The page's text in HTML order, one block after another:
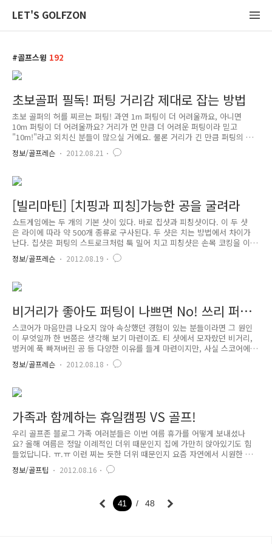
LET'S GOLFZON
골프스윙 192
초보골퍼 필독! 퍼팅 거리감 제대로 잡는 방법
초보 골퍼의 허를 찌르는 퍼팅! 과연 1m 퍼팅이 더 어려울까요, 아니면
10m 퍼팅이 더 어려울까요? 거리가 먼 만큼 더 어려운 퍼팅이라 믿고
"10m!"라고 외치신 분들이 많으실 거에요. 물론 거리가 긴 만큼 퍼팅의 난
이도가 올라가는 것이 사실이지만, 그보다 더 중요한 것은 바로 '거리감'을
제대로 익히는 것이랍니다. 거리감을 제대로 익혀야 1m 퍼팅에서도 실수
니다. 타고나는 골퍼도 있겠지만, 대부분 연습과 노력의 결과로 얻어내지
요. 하지만 교습서에서도 퍼팅의 거리감 파악 방법은 찾아보기 어렵습니
다. "홀 주위에 원을 그려 그 안에 넣는 느낌", "언더 핸드로 볼을 던지는
힘" 등 두루뭉술한 설명이 고작이지요. ㅠ.ㅠ 그럼 ..
정보/골프레슨 2012.08.21
[빌리마틴] [치핑과 피칭]가능한 공을 굴려라
쇼트게임에는 두 개의 기본 샷이 있다. 바로 칩샷과 피칭샷이다. 이 두 샷
은 라이에 따라 약 500개 종류로 구사된다. 두 샷은 치는 방법에서 차이가
난다. 칩샷은 퍼팅의 스트로크처럼 툭 밀어 치고 피칭샷은 손목 코킹을 이
용해 공을 띄운다. 우선 칩샷부터 살펴보자. 칩샷은 공중에 뜨는 것보다 땅
에 구르는 시간이 더 긴 샷이다. 주로 그린 주변에서 사용되며 트러블 상황
트로크와 비슷하지만 동작이 조금 더 크다. 사용하는 클럽도 3번 우드부터
웨지까지 다양하다. 예를 들어 공이 그린 주변에 있는데 핀과의 거리가
23m 정도 된다고 하자. 그리고 중간에 5m 정도의 심한 러프를 띄워 넘겨
야 하는 상황이다. 이런 경우 9또는 8번 아이언을..
정보/골프레슨 2012.08.19
비거리가 좋아도 퍼팅이 나쁘면 No! 쓰리 퍼팅
안 하는 비결
스코어가 마음만큼 나오지 않아 속상했던 경험이 있는 분들이라면 그 원인
이 무엇일까 한 번쯤은 생각해 보기 마련이죠. 티 샷에서 모자랐던 비거리,
벙커에 푹 빠져버린 공 등 다양한 이유를 들게 마련이지만, 사실 스코어에
가장 직접적으로 영향을 미치는 것은 '숏 게임'이랍니다. 특히, 골프 클럽
을 한 번이라도 잡아 보셨다면 '쓰리 퍼트'가 얼마나 무서운(?) 것인지 잘
되는 것은 다름 아닌 '퍼트'이지요. 숏 퍼트를 실수하여 버디나 파를 얻을
수 있는 찬스를 놓쳤을 때는 물론, 원 온에 성공했지만 끝없는 퍼팅으로 더
블 파를 기록할 때! ㅠ.ㅠ 글로만 적어도 눈 앞이 깜깜해지는 느낌이 상상
되시나요? ^^; 하지만 이런 현실은 바로 퍼팅..
정보/골프레슨 2012.08.18
가족과 함께하는 휴일캠핑 VS 골프!
우리 골프존 블로그 가족 여러분들은 이번 여름 휴가를 어떻게 보내셨나
요? 올해 여름은 정말 이례적인 더위 때문인지 집에 가만히 앉아있기도 힘
들었답니다. ㅠ.ㅠ 이런 찌는 듯한 더위 때문인지 요즘 자연에서 시원한 바
람을 즐기며 가족, 혹은 친구, 연인과 함께 하는 '힐링 휴가'가 대세라고 하
네요. ^^ 물론 트렌드에는 뒤쳐지지 않는(!) 골프존 피플들도 힐링 휴가를
식이 곳곳에서 들려오고 있답니다~ 사실 이렇게 사람들 사이에서 주말 캠
핑과 골프 바람이 불게 된 것은 골프존에서 '홀리데이파크 캠핑카'를 연 2
정보/골프팁 2012.08.16
41 48